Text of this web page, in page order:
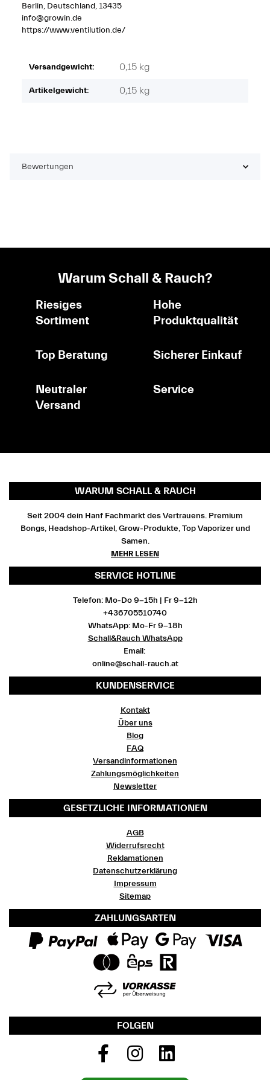
Berlin, Deutschland, 13435
info@growin.de
https://www.ventilution.de/
Versandgewicht: 0,15 kg
Artikelgewicht: 0,15 kg
Bewertungen
Warum Schall & Rauch?
Riesiges
Sortiment
Hohe
Produktqualität
Top Beratung Sicherer Einkauf
Neutraler
Versand
Service
WARUM SCHALL & RAUCH
Seit 2004 dein Hanf Fachmarkt des Vertrauens. Premium
Bongs, Headshop-Artikel, Grow-Produkte, Top Vaporizer und
Samen.
MEHR LESEN
SERVICE HOTLINE
Telefon: Mo-Do 9-15h | Fr 9-12h
+436705510740
WhatsApp: Mo-Fr 9-18h
Schall&Rauch WhatsApp
Email:
online@schall-rauch.at
KUNDENSERVICE
Kontakt
Über uns
Blog
FAQ
Versandinformationen
Zahlungsmöglichkeiten
Newsletter
GESETZLICHE INFORMATIONEN
AGB
Widerrufsrecht
Reklamationen
Datenschutzerklärung
Impressum
Sitemap
ZAHLUNGSARTEN
FOLGEN